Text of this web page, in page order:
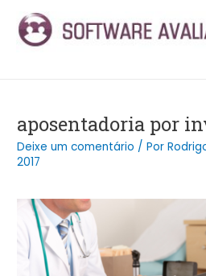
para
aposentadoria por
Deixe um comentário / Por
2017
navigation